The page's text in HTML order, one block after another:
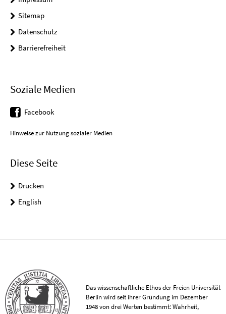
Sitemap
Datenschutz
Barrierefreiheit
Soziale Medien
Facebook
Hinweise zur Nutzung sozialer Medien
Diese Seite
Drucken
English
Das wissenschaftliche Ethos der Freien Universität
Berlin wird seit ihrer Gründung im Dezember
1948 von drei Werten bestimmt: Wahrheit,